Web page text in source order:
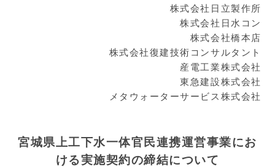
株式会社日立製作所
株式会社日水コン
株式会社橋本店
株式会社復建技術コンサルタント
産電工業株式会社
東急建設株式会社
メタウォーターサービス株式会社
宮城県上工下水一体官民連携運営事業にお
ける実施契約の締結について